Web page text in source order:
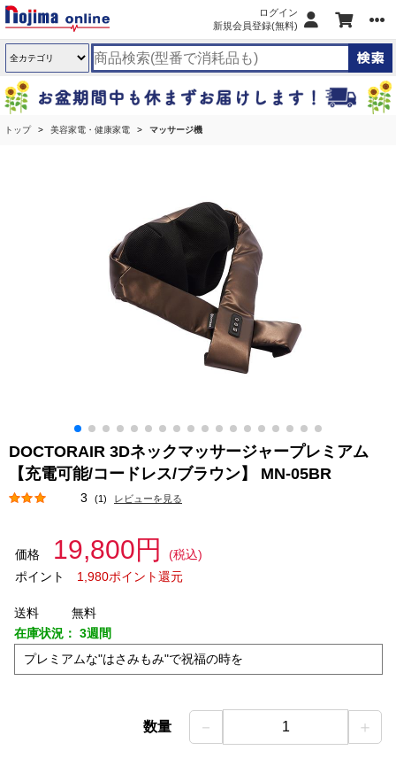
ログイン
新規会員登録(無料)
トップ 美容家電・健康家電 マッサージ機
DOCTORAIR 3Dネックマッサージャープレミアム
【充電可能/コードレス/ブラウン】 MN-05BR
3 (1) レビューを見る
価格 19,800円
(税込)
ポイント
1,980ポイント還元
送料
無料
在庫状況： 3週間
プレミアムな"はさみもみ"で祝福の時を
数量 － 1 ＋